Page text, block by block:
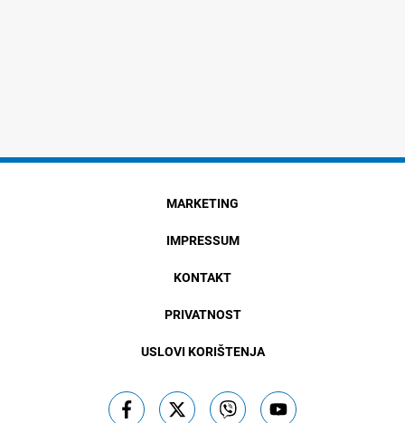
MARKETING
IMPRESSUM
KONTAKT
PRIVATNOST
USLOVI KORIŠTENJA